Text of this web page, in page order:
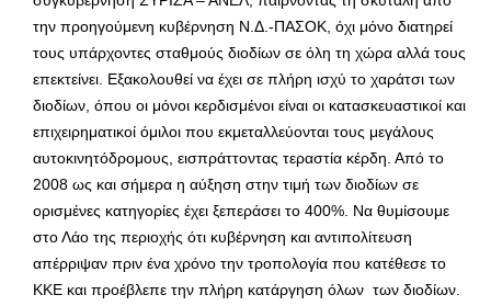
την προηγούμενη κυβέρνηση Ν.Δ.-ΠΑΣΟΚ, όχι μόνο διατηρεί
τους υπάρχοντες σταθμούς διοδίων σε όλη τη χώρα αλλά τους
επεκτείνει. Εξακολουθεί να έχει σε πλήρη ισχύ το χαράτσι των
διοδίων, όπου οι μόνοι κερδισμένοι είναι οι κατασκευαστικοί και
επιχειρηματικοί όμιλοι που εκμεταλλεύονται τους μεγάλους
αυτοκινητόδρομους, εισπράττοντας τεραστία κέρδη. Από το
2008 ως και σήμερα η αύξηση στην τιμή των διοδίων σε
ορισμένες κατηγορίες έχει ξεπεράσει το 400%. Να θυμίσουμε
στο Λάο της περιοχής ότι κυβέρνηση και αντιπολίτευση
απέρριψαν πριν ένα χρόνο την τροπολογία που κατέθεσε το
ΚΚΕ και προέβλεπε την πλήρη κατάργηση όλων των διοδίων.